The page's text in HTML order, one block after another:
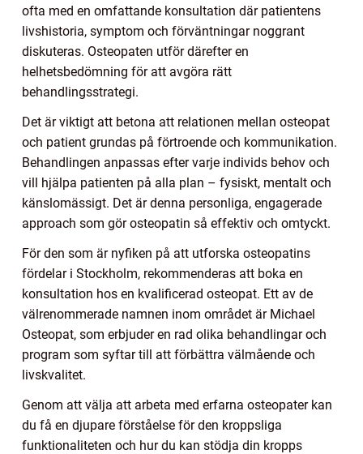
ofta med en omfattande konsultation där patientens
livshistoria, symptom och förväntningar noggrant
diskuteras. Osteopaten utför därefter en
helhetsbedömning för att avgöra rätt
behandlingsstrategi.
Det är viktigt att betona att relationen mellan osteopat
och patient grundas på förtroende och kommunikation.
Behandlingen anpassas efter varje individs behov och
vill hjälpa patienten på alla plan – fysiskt, mentalt och
känslomässigt. Det är denna personliga, engagerade
approach som gör osteopatin så effektiv och omtyckt.
För den som är nyfiken på att utforska osteopatins
fördelar i Stockholm, rekommenderas att boka en
konsultation hos en kvalificerad osteopat. Ett av de
välrenommerade namnen inom området är Michael
Osteopat, som erbjuder en rad olika behandlingar och
program som syftar till att förbättra välmående och
livskvalitet.
Genom att välja att arbeta med erfarna osteopater kan
du få en djupare förståelse för den kroppsliga
funktionaliteten och hur du kan stödja din kropps